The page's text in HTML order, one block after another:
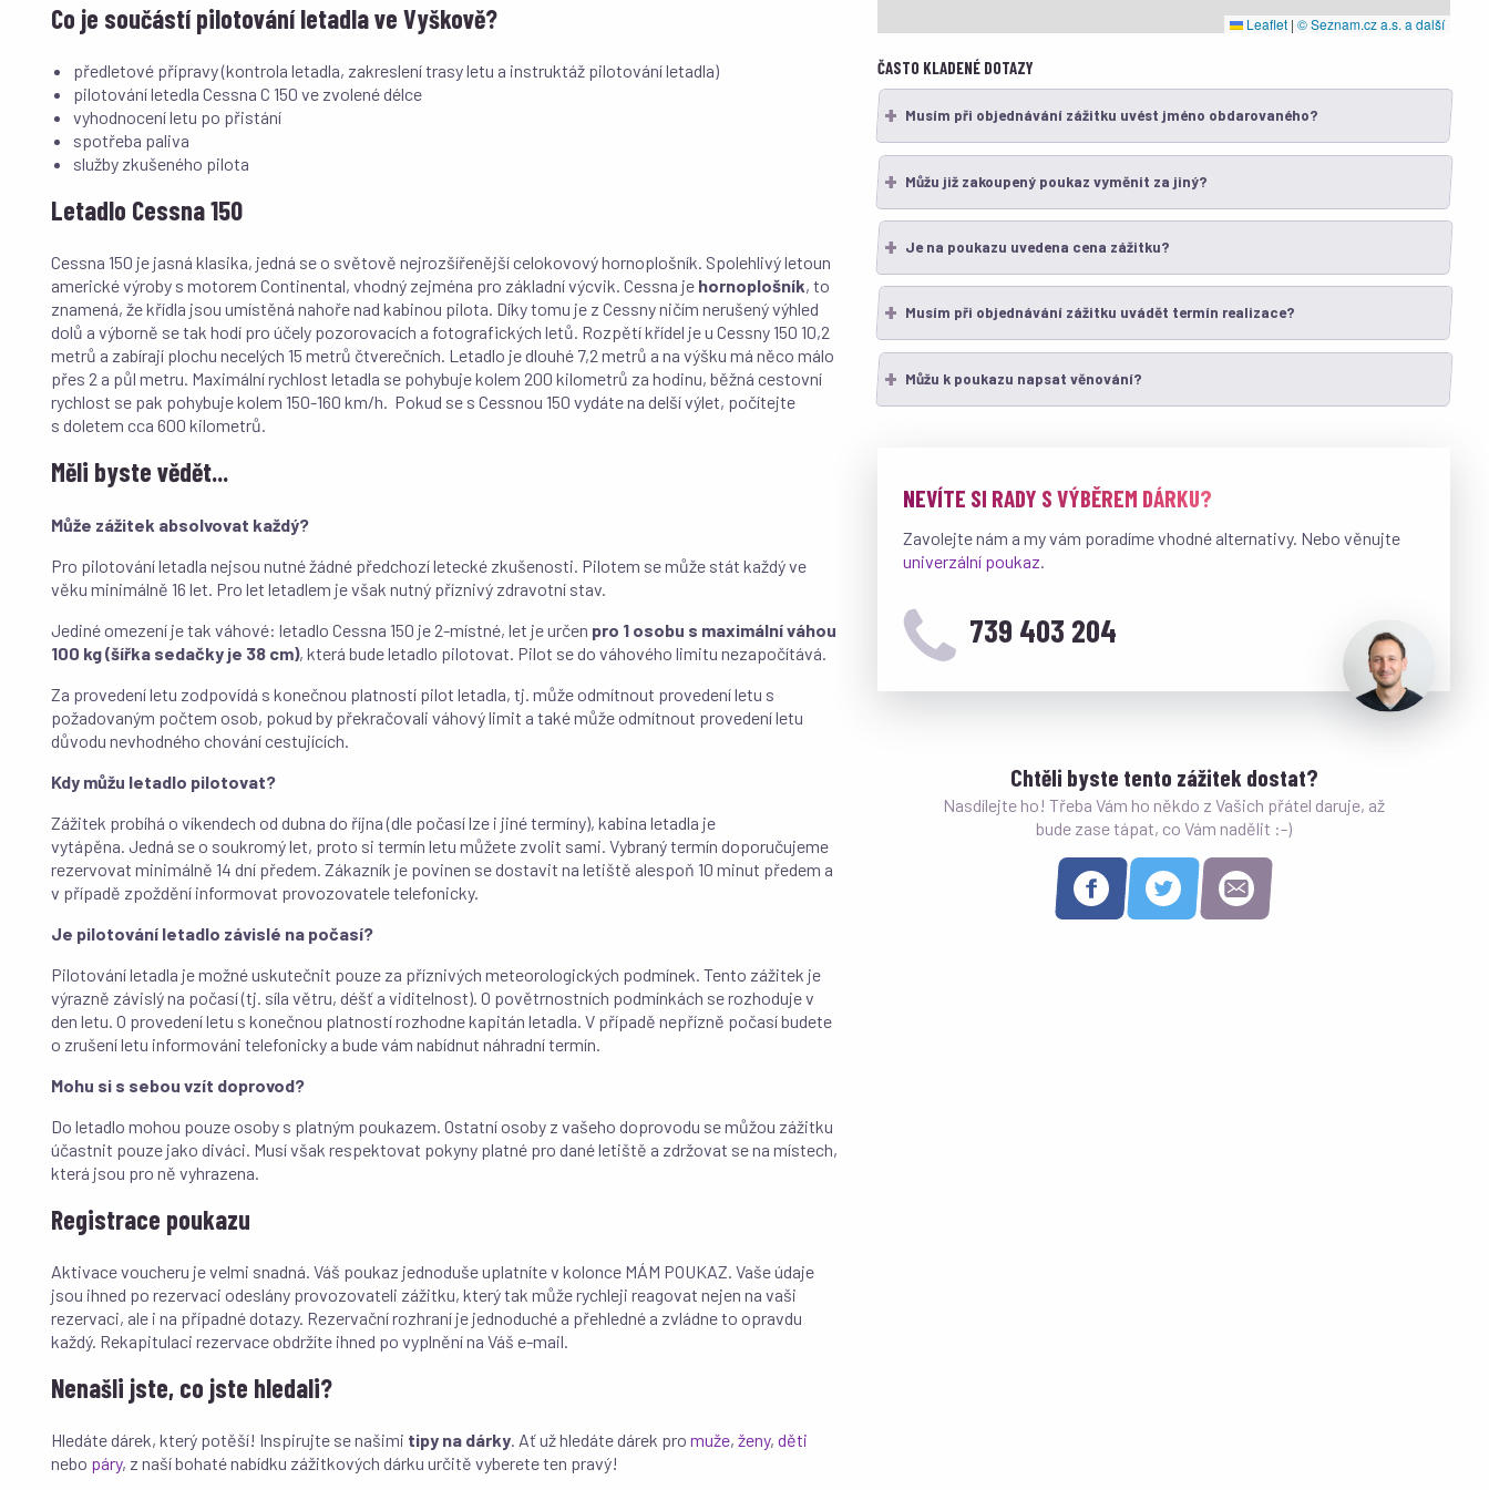
Co je součástí pilotování letadla ve Vyškově?
předletové přípravy (kontrola letadla, zakreslení trasy letu a instruktáž pilotování letadla)
pilotování letedla Cessna C 150 ve zvolené délce
vyhodnocení letu po přistání
spotřeba paliva
služby zkušeného pilota
Letadlo Cessna 150
Cessna 150 je jasná klasika, jedná se o světově nejrozšířenější celokovový hornoplošník. Spolehlivý letoun
americké výroby s motorem Continental, vhodný zejména pro základní výcvik. Cessna je hornoplošník, to
znamená, že křídla jsou umístěná nahoře nad kabinou pilota. Díky tomu je z Cessny ničím nerušený výhled
dolů a výborně se tak hodí pro účely pozorovacích a fotografických letů. Rozpětí křídel je u Cessny 150 10,2
metrů a zabírají plochu necelých 15 metrů čtverečních. Letadlo je dlouhé 7,2 metrů a na výšku má něco málo
přes 2 a půl metru. Maximální rychlost letadla se pohybuje kolem 200 kilometrů za hodinu, běžná cestovní
rychlost se pak pohybuje kolem 150-160 km/h. Pokud se s Cessnou 150 vydáte na delší výlet, počítejte
s doletem cca 600 kilometrů.
Měli byste vědět...
Může zážitek absolvovat každý?
Pro pilotování letadla nejsou nutné žádné předchozí letecké zkušenosti. Pilotem se může stát každý ve
věku minimálně 16 let. Pro let letadlem je však nutný příznivý zdravotní stav.
Jediné omezení je tak váhové: letadlo Cessna 150 je 2-místné, let je určen pro 1 osobu s maximální váhou
100 kg (šířka sedačky je 38 cm), která bude letadlo pilotovat. Pilot se do váhového limitu nezapočítává.
Za provedení letu zodpovídá s konečnou platností pilot letadla, tj. může odmítnout provedení letu s
požadovaným počtem osob, pokud by překračovali váhový limit a také může odmítnout provedení letu
důvodu nevhodného chování cestujících.
Kdy můžu letadlo pilotovat?
Zážitek probíhá o víkendech od dubna do října (dle počasí lze i jiné termíny), kabina letadla je
vytápěna. Jedná se o soukromý let, proto si termín letu můžete zvolit sami. Vybraný termín doporučujeme
rezervovat minimálně 14 dní předem. Zákazník je povinen se dostavit na letiště alespoň 10 minut předem a
v případě zpoždění informovat provozovatele telefonicky.
Je pilotování letadlo závislé na počasí?
Pilotování letadla je možné uskutečnit pouze za příznivých meteorologických podmínek. Tento zážitek je
výrazně závislý na počasí (tj. síla větru, déšť a viditelnost). O povětrnostních podmínkách se rozhoduje v
den letu. O provedení letu s konečnou platností rozhodne kapitán letadla. V případě nepřízně počasí budete
o zrušení letu informováni telefonicky a bude vám nabídnut náhradní termín.
Mohu si s sebou vzít doprovod?
Do letadlo mohou pouze osoby s platným poukazem. Ostatní osoby z vašeho doprovodu se můžou zážitku
účastnit pouze jako diváci. Musí však respektovat pokyny platné pro dané letiště a zdržovat se na místech,
která jsou pro ně vyhrazena.
Registrace poukazu
Aktivace voucheru je velmi snadná. Váš poukaz jednoduše uplatníte v kolonce MÁM POUKAZ. Vaše údaje
jsou ihned po rezervaci odeslány provozovateli zážitku, který tak může rychleji reagovat nejen na vaši
rezervaci, ale i na případné dotazy. Rezervační rozhraní je jednoduché a přehledné a zvládne to opravdu
každý. Rekapitulaci rezervace obdržíte ihned po vyplnění na Váš e-mail.
Nenašli jste, co jste hledali?
Hledáte dárek, který potěší! Inspirujte se našimi tipy na dárky. Ať už hledáte dárek promuže,ženy,děti
nebo páry, z naší bohaté nabídku zážitkových dárku určitě vyberete ten pravý!
Leaflet | © Seznam.cz a.s. a další
ČASTO KLADENÉ DOTAZY
Musím při objednávání zážitku uvést jméno obdarovaného?
Můžu již zakoupený poukaz vyměnit za jiný?
Je na poukazu uvedena cena zážitku?
Musím při objednávání zážitku uvádět termín realizace?
Můžu k poukazu napsat věnování?
NEVÍTE SI RADY S VÝBĚREM DÁRKU?
Zavolejte nám a my vám poradíme vhodné alternativy. Nebo věnujte
univerzální poukaz
739 403 204
Chtěli byste tento zážitek dostat?
Nasdílejte ho! Třeba Vám ho někdo z Vašich přátel daruje, až
bude zase tápat, co Vám nadělit :-)